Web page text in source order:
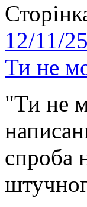
12/11/
Ти не
"Ти не
спроба